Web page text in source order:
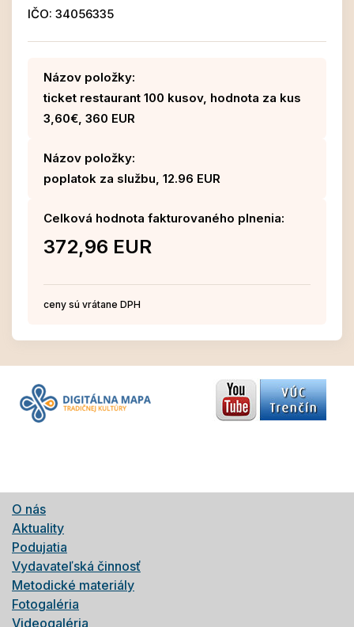
IČO: 34056335
Názov položky:
ticket restaurant 100 kusov, hodnota za kus
3,60€, 360 EUR
Názov položky:
poplatok za službu, 12.96 EUR
Celková hodnota fakturovaného plnenia:
372,96 EUR
ceny sú vrátane DPH
O nás
Aktuality
Podujatia
Vydavateľská činnosť
Metodické materiály
Fotogaléria
Videogaléria